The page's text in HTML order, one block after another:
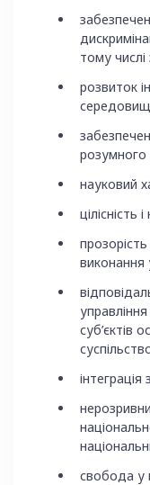
тому числі
розвиток
розумного
науковий
цілісність
виконання
суб’єктів
інтеграція
свобода у